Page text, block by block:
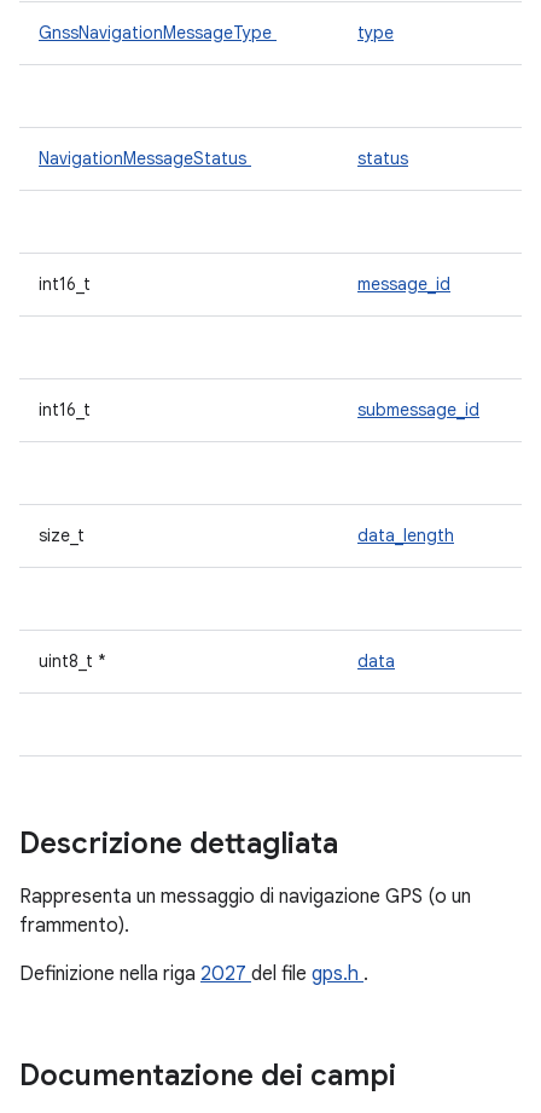
GnssNavigationMessageType type
NavigationMessageStatus status
int16_t message_id
int16_t submessage_id
size_t data_length
uint8_t * data
Descrizione dettagliata
Rappresenta un messaggio di navigazione GPS (o un
frammento).
Definizione nella riga 2027 del file gps.h .
Documentazione dei campi